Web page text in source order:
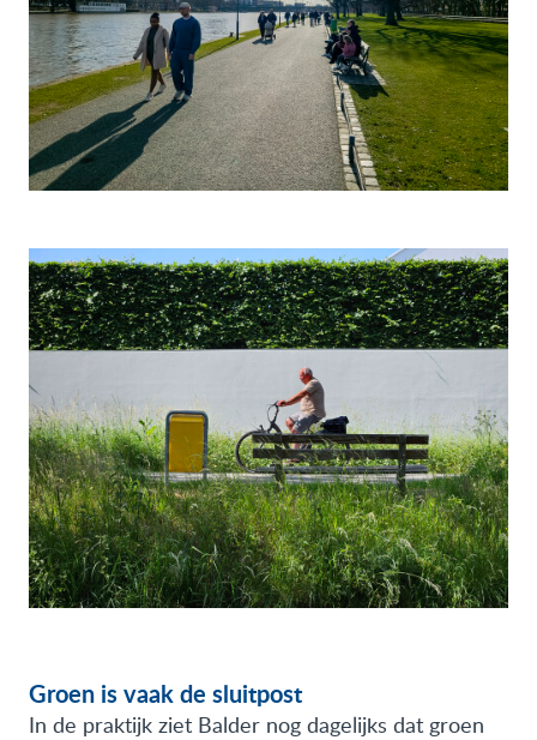
Groen is vaak de sluitpost
In de praktijk ziet Balder nog dagelijks dat groen